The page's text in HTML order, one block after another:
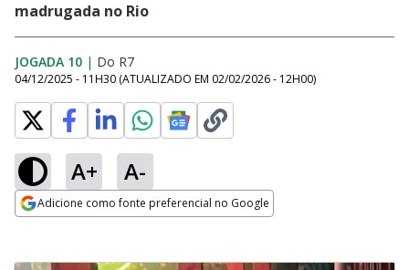
madrugada no Rio
JOGADA 10 | Do R7
04/12/2025 - 11H30 (ATUALIZADO EM 02/02/2026 - 12H00)
A+ A-
Adicione como fonte preferencial no Google